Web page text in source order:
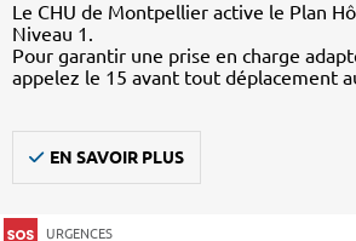
Le CHU de Montpellier active le Plan
Niveau 1.
Pour garantir une prise en charge
appelez le 15 avant tout déplacement
EN SAVOIR PLUS
URGENCES